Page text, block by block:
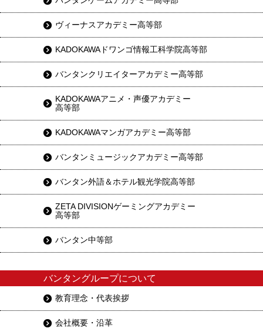
ヴィーナスアカデミー高等部
KADOKAWAドワンゴ情報工科学院高等部
バンタンクリエイターアカデミー高等部
KADOKAWAアニメ・声優アカデミー
高等部
KADOKAWAマンガアカデミー高等部
バンタンミュージックアカデミー高等部
バンタン外語＆ホテル観光学院高等部
ZETA DIVISIONゲーミングアカデミー
高等部
バンタン中等部
バンタングループについて
教育理念・代表挨拶
会社概要・沿革